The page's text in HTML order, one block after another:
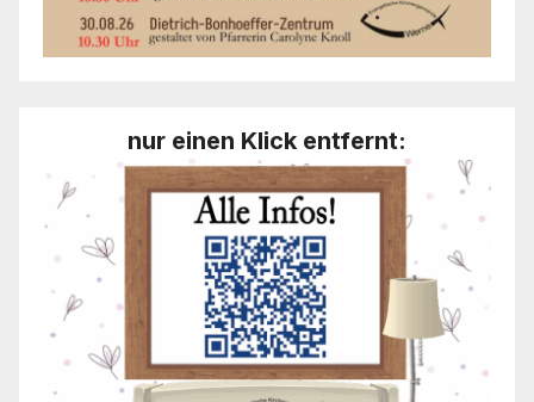
nur einen Klick entfernt: